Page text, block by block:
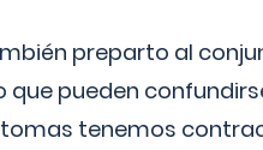
preparto al
pueden
tenemos